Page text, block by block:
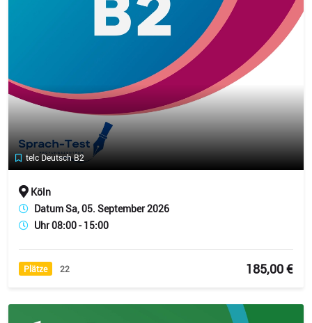
telc Deutsch B2
Köln
Datum Sa, 05. September 2026
Uhr 08:00 - 15:00
Plätze 22 185,00 €